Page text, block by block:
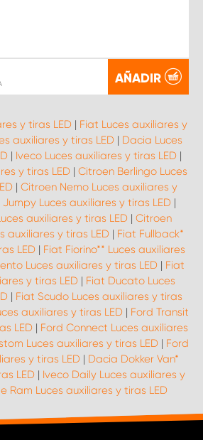
AÑADIR
y tiras LED | Fiat Luces auxiliares y
auxiliares y tiras LED | Dacia Luces
| Iveco Luces auxiliares y tiras LED |
y tiras LED | Citroen Berlingo Luces
| Citroen Nemo Luces auxiliares y
Luces auxiliares y tiras LED|
auxiliares y tiras LED | Citroen
auxiliares y tiras LED| Fiat Fullback*
LED| Fiat Fiorino** Luces auxiliares
Luces auxiliares y tiras LED| Fiat
y tiras LED| Fiat Ducato Luces
| Fiat Scudo Luces auxiliares y tiras
auxiliares y tiras LED| Ford Transit
LED| Ford Connect Luces auxiliares
Luces auxiliares y tiras LED| Ford
y tiras LED| Dacia Dokker Van*
LED | Iveco Daily Luces auxiliares y
Ram Luces auxiliares y tiras LED